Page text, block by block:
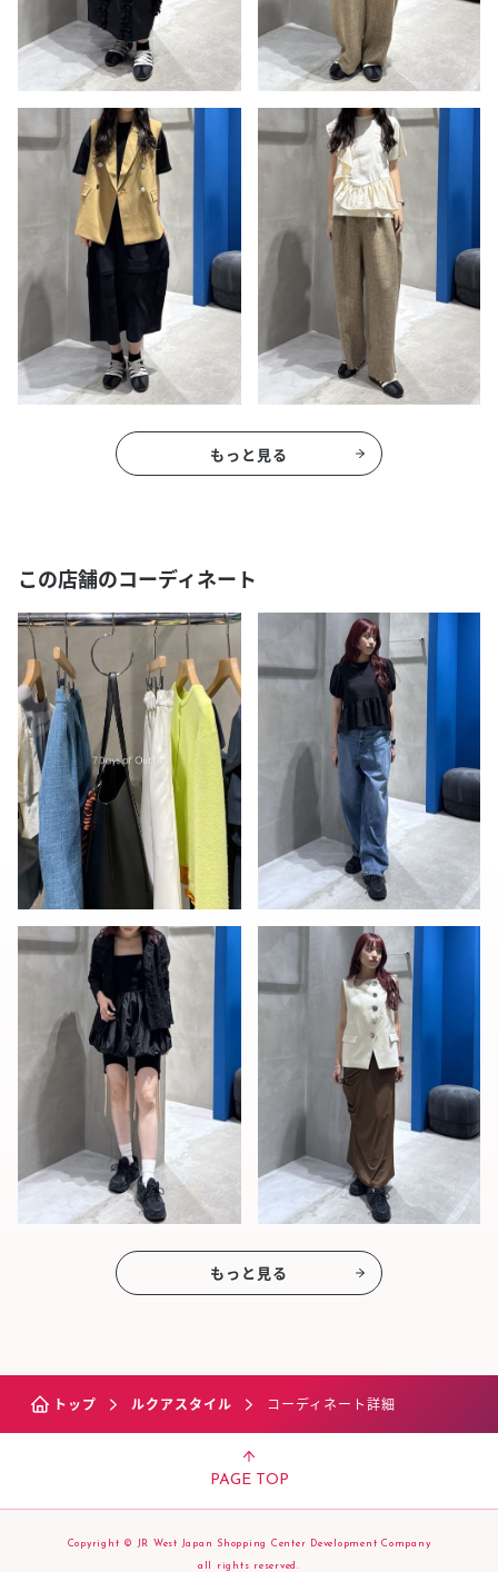
もっと見る
この店舗のコーディネート
もっと見る
トップ ルクアスタイル コーディネート詳細
PAGE TOP
Copyright © JR West Japan Shopping Center Development Company
all rights reserved.